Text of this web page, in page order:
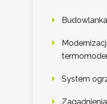
Budowlanka
System